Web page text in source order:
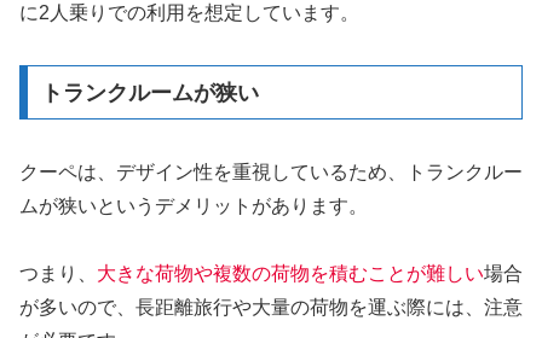
に2人乗りでの利用を想定しています。
トランクルームが狭い
クーペは、デザイン性を重視しているため、トランクルー
ムが狭いというデメリットがあります。
つまり、 大きな荷物や複数の荷物を積むことが難しい場合
が多いので、長距離旅行や大量の荷物を運ぶ際には、注意